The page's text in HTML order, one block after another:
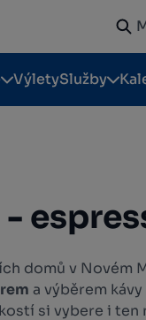
VýletySlužby
domů v Novém
a výběrem
si vybere i